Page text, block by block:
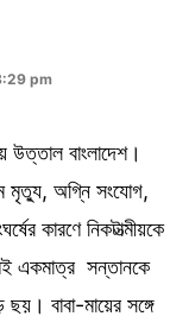
8:29 pm
বাংলাদেশ।
মৃত্যু, অগ্নি সংযোগ,
কারণে নিকটাত্মীয়কে
একমাত্র সন্তানকে
বাবা-মায়ের সঙ্গে